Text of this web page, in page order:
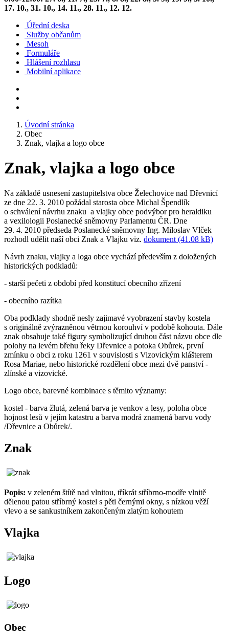
17. 10., 31. 10., 14. 11., 28. 11., 12. 12.
Úřední deska
Služby občanům
Mesoh
Formuláře
Hlášení rozhlasu
Mobilní aplikace
Úvodní stránka
Obec
Znak, vlajka a logo obce
Znak, vlajka a logo obce
Na základě usnesení zastupitelstva obce Želechovice nad Dřevnicí
ze dne 22. 3. 2010 požádal starosta obce Michal Špendlík
o schválení návrhu znaku a vlajky obce podvýbor pro heraldiku
a vexilologii Poslanecké sněmovny Parlamentu ČR. Dne
29. 4. 2010 předseda Poslanecké sněmovny Ing. Miloslav Vlček
rozhodl udělit naší obci Znak a Vlajku viz. dokument (41.08 kB)
Návrh znaku, vlajky a loga obce vychází především z doložených
historických podkladů:
- starší pečeti z období před konstitucí obecního zřízení
- obecního razítka
Oba podklady shodně nesly zajimavé vyobrazení stavby kostela
s originálně zvýrazněnou větrnou korouhví v podobě kohouta. Dále
znak obsahuje také figury symbolizující druhou část názvu obce dle
polohy na levém břehu řeky Dřevnice a potoka Obůrek, první
zmínku o obci z roku 1261 v souvislosti s Vizovickým klášterem
Rosa Mariae, nebo historické rozdělení obce mezi dvě panství -
zlínské a vizovické.
Logo obce, barevné kombinace s těmito významy:
kostel - barva žlutá, zelená barva je venkov a lesy, poloha obce
hojnost lesů v jejím katastru a barva modrá znamená barvu vody
/Dřevnice a Obůrek/.
Znak
Popis: v zeleném štítě nad vlnitou, tříkrát stříbrno-modře vlnitě
dělenou patou stříbrný kostel s pěti černými okny, s nízkou věží
vlevo a se sankustníkem zakončeným zlatým kohoutem
Vlajka
Logo
Obec